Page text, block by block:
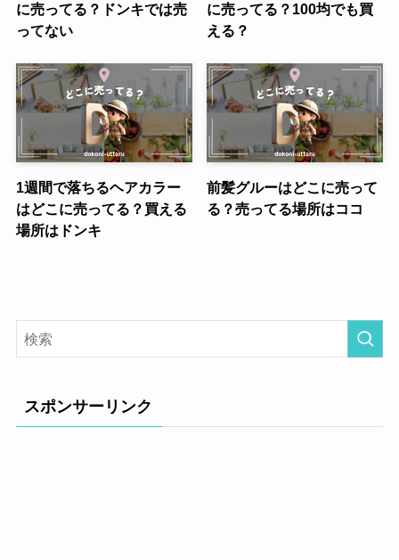
に売ってる？ドンキでは売
ってない
に売ってる？100均でも買
える？
1週間で落ちるヘアカラー
はどこに売ってる？買える
場所はドンキ
前髪グルーはどこに売って
る？売ってる場所はココ
スポンサーリンク